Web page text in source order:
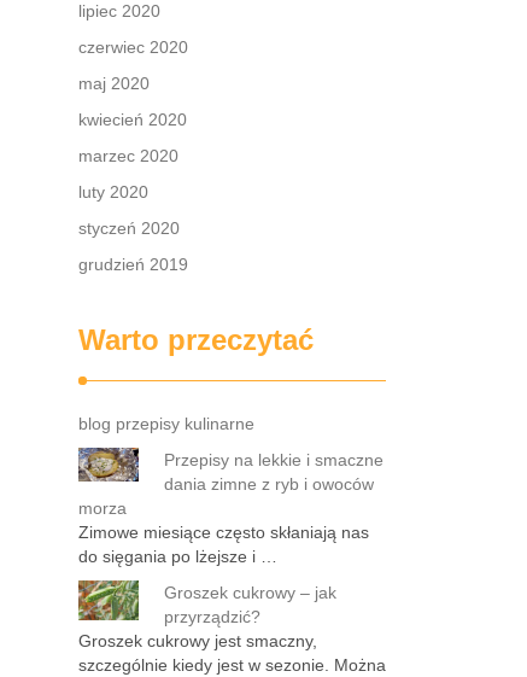
lipiec 2020
czerwiec 2020
maj 2020
kwiecień 2020
marzec 2020
luty 2020
styczeń 2020
grudzień 2019
Warto przeczytać
blog przepisy kulinarne
Przepisy na lekkie i smaczne
dania zimne z ryb i owoców
morza
Zimowe miesiące często skłaniają nas
do sięgania po lżejsze i …
Groszek cukrowy – jak
przyrządzić?
Groszek cukrowy jest smaczny,
szczególnie kiedy jest w sezonie. Można